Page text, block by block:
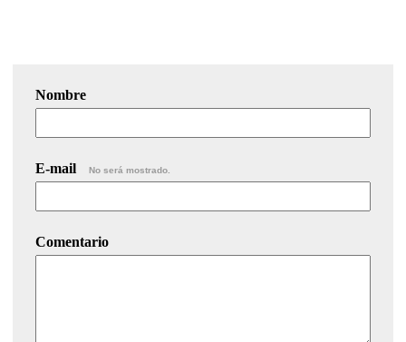
Nombre
E-mail No será mostrado.
Comentario